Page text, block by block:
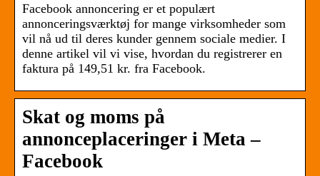
Facebook annoncering er et populært
annonceringsværktøj for mange virksomheder som
vil nå ud til deres kunder gennem sociale medier. I
denne artikel vil vi vise, hvordan du registrerer en
faktura på 149,51 kr. fra Facebook.
Skat og moms på
annonceplaceringer i Meta –
Facebook